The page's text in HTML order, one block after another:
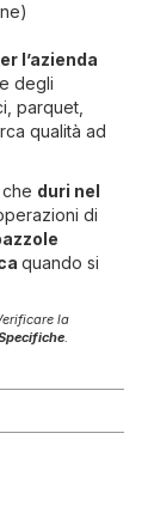
l’azienda
e degli
parquet,
qualità ad
che duri nel
di
quando si
la
.